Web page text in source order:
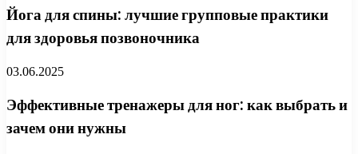
Йога для спины: лучшие групповые практики
для здоровья позвоночника
03.06.2025
Эффективные тренажеры для ног: как выбрать и
зачем они нужны